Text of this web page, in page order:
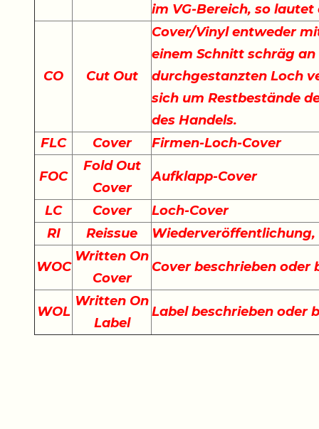
im VG-Bereich, so
CO Cut Out
Cover/Vinyl entweder
einem Schnitt schräg
durchgestanzten Loch
sich um Restbestände
des Handels.
FLC
Cover Firmen-Loch-Cover
FOC
Fold Out
Cover
Aufklapp-Cover
LC Cover
Loch-Cover
RI
Reissue
WOC
Written On
Cover
Cover beschrieben
WOL
Written On
Label
Label beschrieben oder